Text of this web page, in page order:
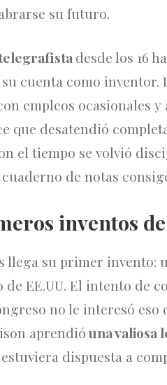
su futuro.
desde los 16
cuenta como inventor.
empleos ocasionales y
que desatendió
el tiempo se volvió
de notas
inventos
llega su primer invento:
de EE.UU. El intento de
no le interesó eso
aprendióuna valiosa
dispuesta a